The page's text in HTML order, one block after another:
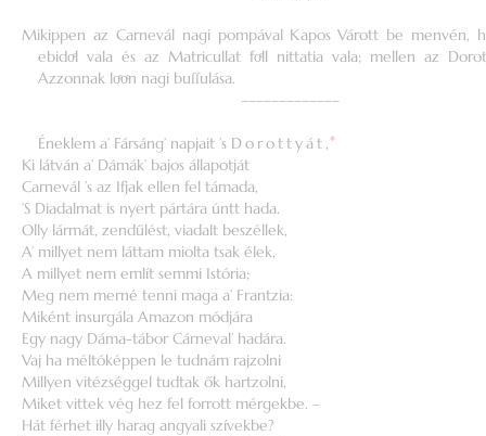
Mikippen az Carnevál nagi pompával Kapos Várott be menvén,
ebidoͤl vala és az Matricullat foͤll nittatia vala; mellen az
Azzonnak loͤoͤn nagi buſſulása.
–––––––––––––
Éneklem a’ Fársáng’ napjait ’s Dorottyát ,*
Ki látván a’ Dámák’ bajos állapotját
Carnevál ’s az Ifjak ellen fel támada,
’S Diadalmat is nyert pártára úntt hada.
Olly lármát, zendűlést, viadalt beszéllek,
A’ millyet nem láttam miolta tsak élek,
A millyet nem említ semmi Istória;
Meg nem merné tenni maga a’ Frantzia:
Miként insurgála Amazon módjára
Egy nagy Dáma-tábor Cárneval’ hadára.
Vaj ha méltóképpen le tudnám rajzolni
Millyen vitézséggel tudtak ők hartzolni,
Miket vittek vég hez fel forrott mérgekbe. –
Hát férhet illy harag angyali szívekbe?